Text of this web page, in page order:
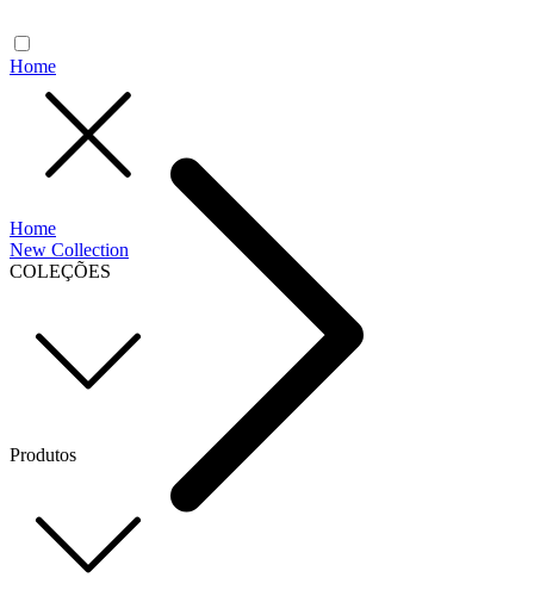
Home
New Collection
COLEÇÕES
Produtos
Home